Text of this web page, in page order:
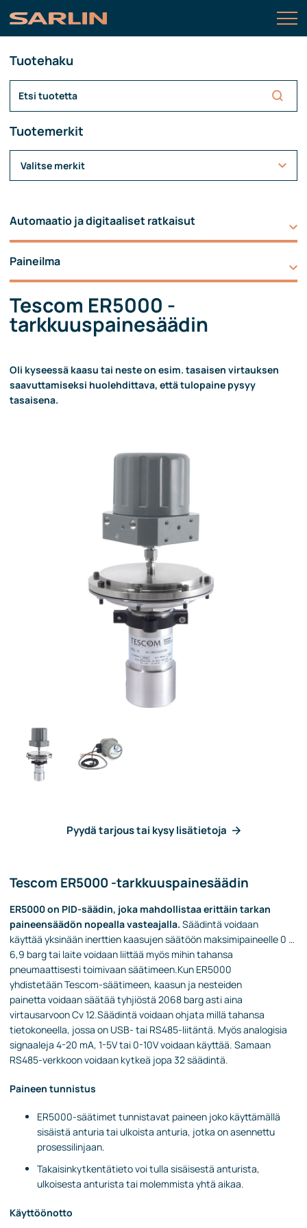
Tuotehaku
Tuotemerkit
Valitse merkit
Automaatio ja digitaaliset ratkaisut
Paineilma
Tescom ER5000 -
tarkkuuspainesäädin
Oli kyseessä kaasu tai neste on esim. tasaisen virtauksen
saavuttamiseksi huolehdittava, että tulopaine pysyy
tasaisena.
Pyydä tarjous tai kysy lisätietoja
Tescom ER5000 -tarkkuuspainesäädin
ER5000 on PID-säädin, joka mahdollistaa erittäin tarkan
paineensäädön nopealla vasteajalla. Säädintä voidaan
käyttää yksinään inerttien kaasujen säätöön maksimipaineelle 0 …
6,9 barg tai laite voidaan liittää myös mihin tahansa
pneumaattisesti toimivaan säätimeen.Kun ER5000
yhdistetään Tescom-säätimeen, kaasun ja nesteiden
painetta voidaan säätää tyhjiöstä 2068 barg asti aina
virtausarvoon Cv 12.Säädintä voidaan ohjata millä tahansa
tietokoneella, jossa on USB- tai RS485-liitäntä. Myös analogisia
signaaleja 4-20 mA, 1-5V tai 0-10V voidaan käyttää. Samaan
RS485-verkkoon voidaan kytkeä jopa 32 säädintä.
Paineen tunnistus
ER5000-säätimet tunnistavat paineen joko käyttämällä
sisäistä anturia tai ulkoista anturia, jotka on asennettu
prosessilinjaan.
Takaisinkytkentätieto voi tulla sisäisestä anturista,
ulkoisesta anturista tai molemmista yhtä aikaa.
Käyttöönotto